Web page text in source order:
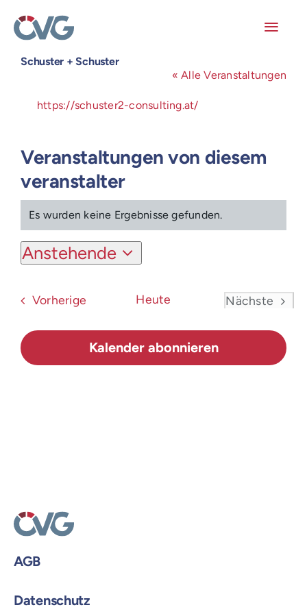
content
Veranstaltungen
Arbeitskreise
Publikationen
Junge ÖVG
Info
Login
Schuster + Schuster
« Alle Veranstaltungen
Webseite
https://schuster2-consulting.at/
Veranstaltungen von diesem
veranstalter
Hinweis
Es wurden keine Ergebnisse gefunden.
Anstehende
Vorherige Veranstaltungen
Heute
Nächste
Kalender abonnieren
AGB
Datenschutz